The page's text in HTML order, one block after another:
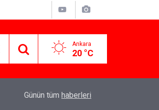
Ankara
20 °C
Özgür Özel'den Le Monde'a çarpıcı yazı: 'Bu
Günün tüm haberleri